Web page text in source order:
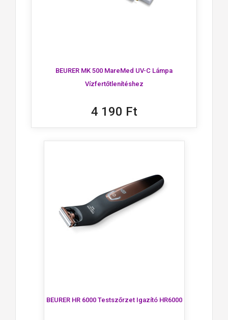
BEURER MK 500 MareMed UV-C Lámpa
Vízfertőtlenítéshez
4 190 Ft
BEURER HR 6000 Testszőrzet Igazító HR6000